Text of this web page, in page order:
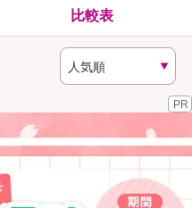
業員さま向け
（無料）
比較表
PR